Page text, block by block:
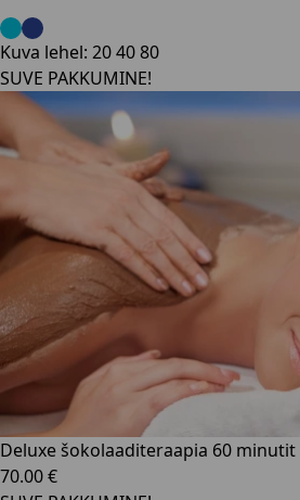
Kuva lehel: 204080
SUVE PAKKUMINE!
Deluxe šokolaaditeraapia 60 minutit
70.00 €